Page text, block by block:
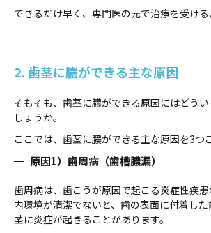
できるだけ早く、専門医の元で治療を受ける
2. 歯茎に膿ができる主な原因
そもそも、歯茎に膿ができる原因にはどう
しょうか。
ここでは、歯茎に膿ができる主な原因を3つ
原因1）歯周病（歯槽膿漏）
歯周病は、歯こうが原因で起こる炎症性疾
内環境が清潔でないと、歯の表面に付着し
茎に炎症が起きることがあります。